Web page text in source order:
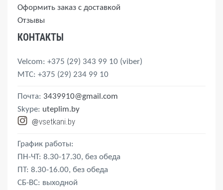
Оформить заказ с доставкой
Отзывы
КОНТАКТЫ
Velcom: +375 (29) 343 99 10 (viber)
MTС: +375 (29) 234 99 10
Почта: 3439910@gmail.com
Skype: uteplim.by
@vsetkani.by
График работы:
ПН-ЧТ: 8.30-17.30, без обеда
ПТ: 8.30-16.00, без обеда
СБ-ВС: выходной